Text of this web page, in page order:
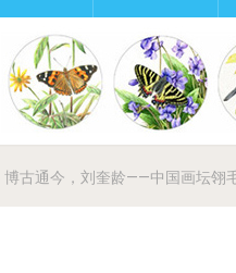
博古通今，刘奎龄——中国画坛翎